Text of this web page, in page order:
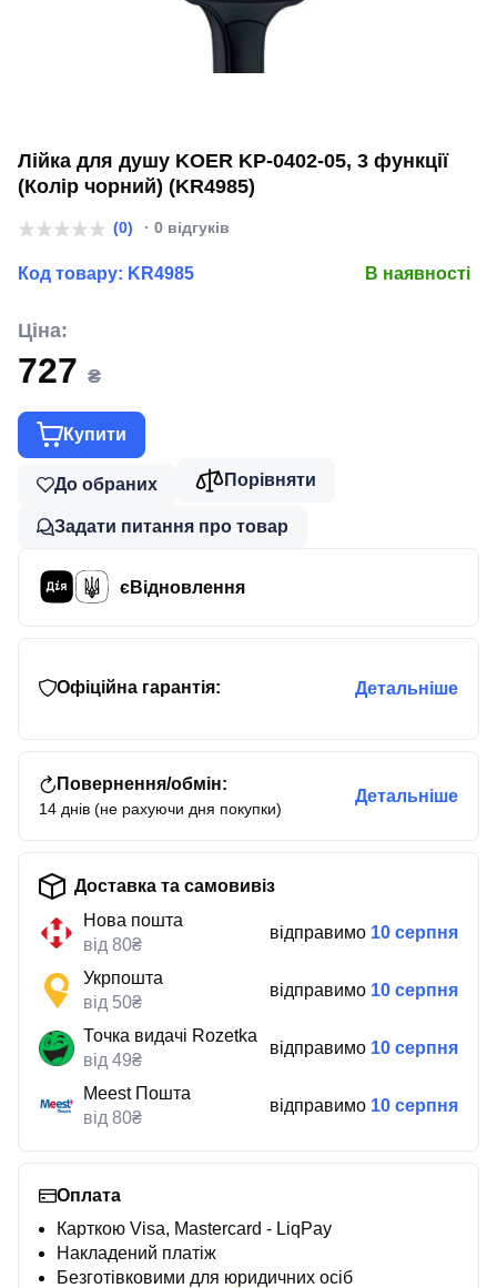
Лійка для душу KOER KP-0402-05, 3 функції
(Колір чорний) (KR4985)
(0) · 0 відгуків
Код товару: KR4985 В наявності
Ціна:
727 ₴
Купити
До обраних Порівняти
Задати питання про товар
єВідновлення
Офіційна гарантія: Детальніше
Повернення/обмін:
14 днів (не рахуючи дня покупки)
Детальніше
Доставка та самовивіз
Нова пошта
від 80₴
відправимо 10 серпня
Укрпошта
від 50₴
відправимо 10 серпня
Точка видачі Rozetka
від 49₴
відправимо 10 серпня
Meest Пошта
від 80₴
відправимо 10 серпня
Оплата
Карткою Visa, Mastercard - LiqPay
Накладений платіж
Безготівковими для юридичних осіб